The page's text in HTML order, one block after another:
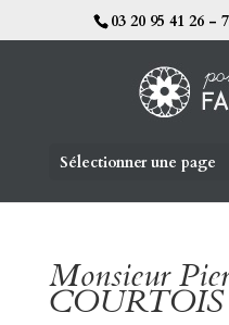
03 20 95 41 26 -
Sélectionner une page
Monsieur
COURTOIS